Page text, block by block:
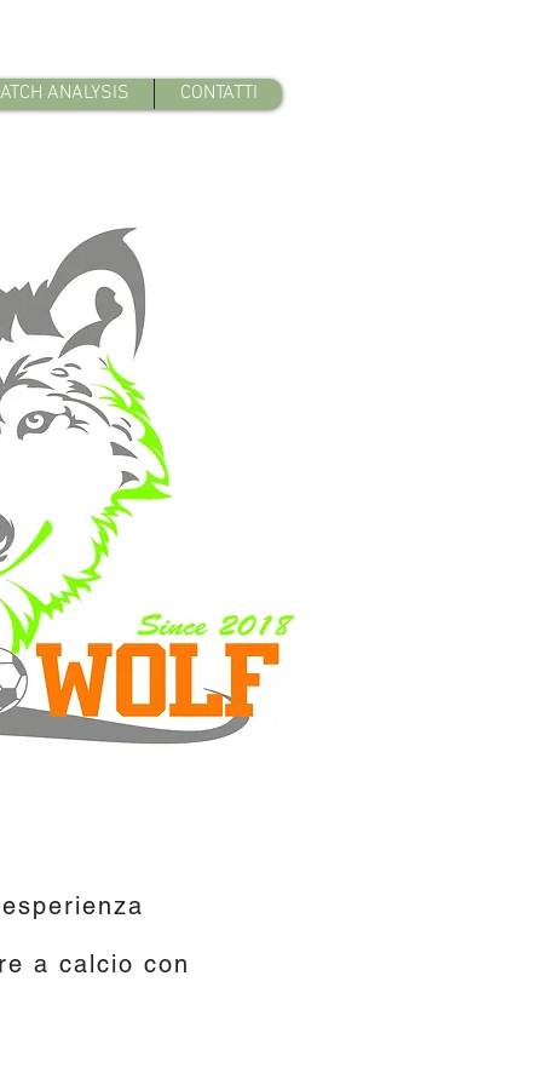
ANALYSIS CONTATTI
a calcio con